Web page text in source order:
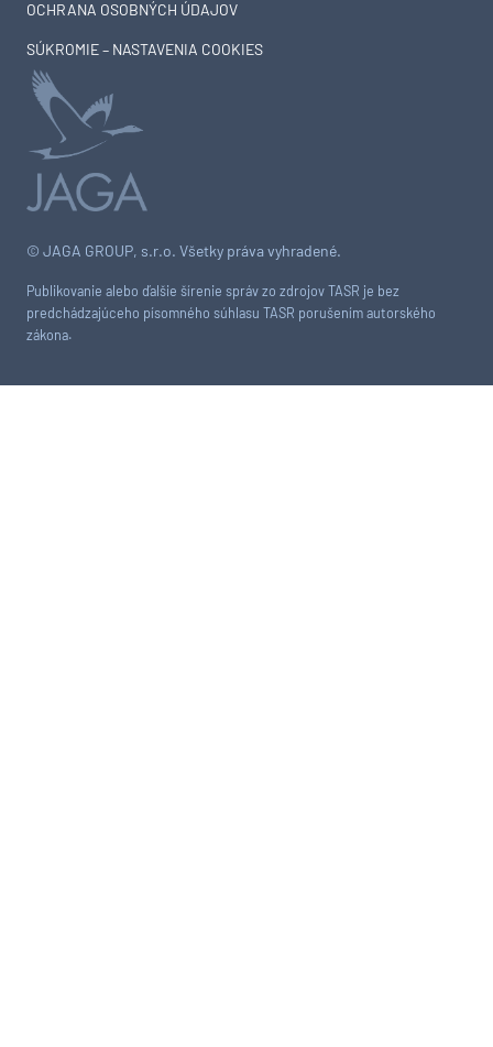
© JAGA GROUP, s.r.o. Všetky práva vyhradené.
Publikovanie alebo ďalšie šírenie správ zo zdrojov TASR je bez
predchádzajúceho písomného súhlasu TASR porušením autorského
zákona.
OCHRANA OSOBNÝCH ÚDAJOV
SÚKROMIE – NASTAVENIA COOKIES